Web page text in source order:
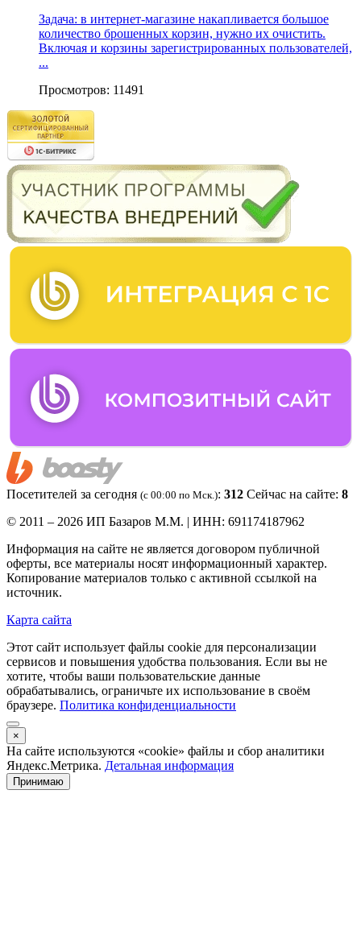
Задача: в интернет-магазине накапливается большое
количество брошенных корзин, нужно их очистить.
Включая и корзины зарегистрированных пользователей,
...
Просмотров: 11491
Посетителей за сегодня (c 00:00 по Мск.): 312 Сейчас на сайте: 8
© 2011 – 2026 ИП Базаров М.М. | ИНН: 691174187962
Информация на сайте не является договором публичной
оферты, все материалы носят информационный характер.
Копирование материалов только с активной ссылкой на
источник.
Карта сайта
Этот сайт использует файлы cookie для персонализации
сервисов и повышения удобства пользования. Если вы не
хотите, чтобы ваши пользовательские данные
обрабатывались, ограничьте их использование в своём
браузере. Политика конфиденциальности
×
На сайте используются «cookie» файлы и сбор аналитики
Яндекс.Метрика. Детальная информация
Принимаю